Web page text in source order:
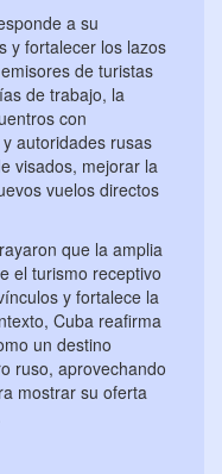
a su
y fortalecer los lazos
de turistas
de trabajo, la
con
autoridades rusas
visados, mejorar la
vuelos directos
que la amplia
el turismo receptivo
y fortalece la
Cuba reafirma
un destino
ruso, aprovechando
mostrar su oferta